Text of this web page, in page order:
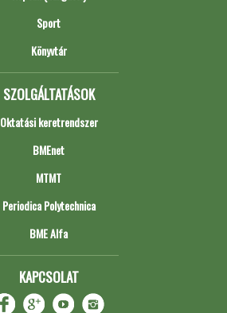
Sport
Könyvtár
SZOLGÁLTATÁSOK
Oktatási keretrendszer
BMEnet
MTMT
Periodica Polytechnica
BME Alfa
KAPCSOLAT